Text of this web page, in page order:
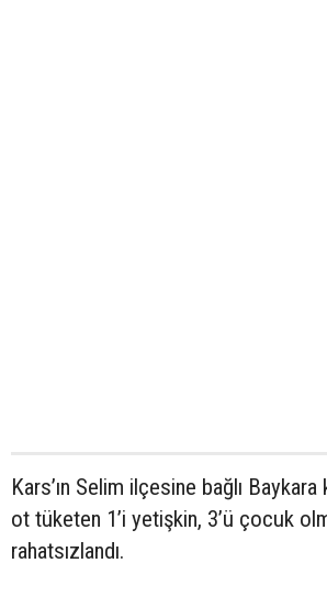
Kars’ın Selim ilçesine bağlı
ot tüketen 1’i yetişkin, 3’ü çocuk
rahatsızlandı.